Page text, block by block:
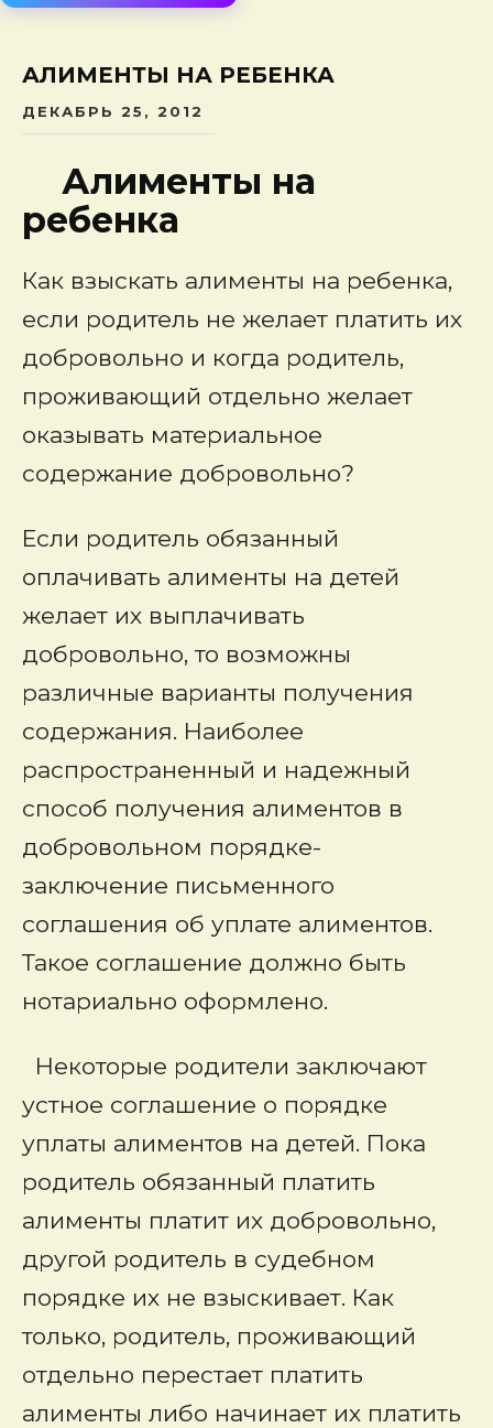
АЛИМЕНТЫ НА РЕБЕНКА
ДЕКАБРЬ 25, 2012
Алименты на
ребенка
Как взыскать алименты на ребенка,
если родитель не желает платить их
добровольно и когда родитель,
проживающий отдельно желает
оказывать материальное
содержание добровольно?
Если родитель обязанный
оплачивать алименты на детей
желает их выплачивать
добровольно, то возможны
различные варианты получения
содержания. Наиболее
распространенный и надежный
способ получения алиментов в
добровольном порядке-
заключение письменного
соглашения об уплате алиментов.
Такое соглашение должно быть
нотариально оформлено.
Некоторые родители заключают
устное соглашение о порядке
уплаты алиментов на детей. Пока
родитель обязанный платить
алименты платит их добровольно,
другой родитель в судебном
порядке их не взыскивает. Как
только, родитель, проживающий
отдельно перестает платить
алименты либо начинает их платить